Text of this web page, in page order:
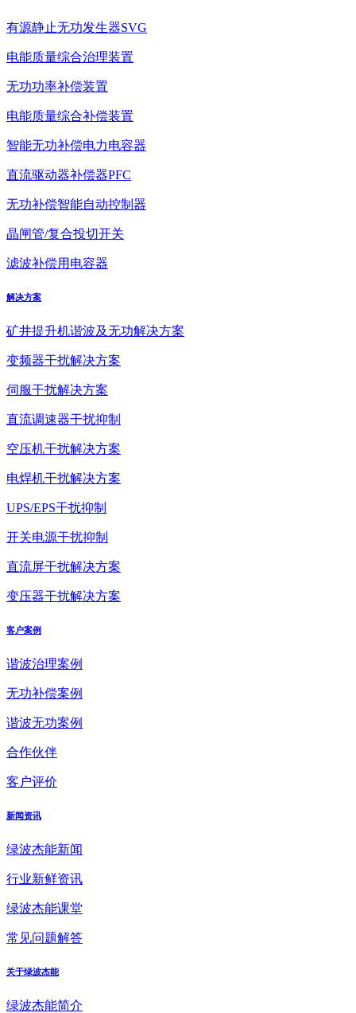
有源静止无功发生器SVG
电能质量综合治理装置
无功功率补偿装置
电能质量综合补偿装置
智能无功补偿电力电容器
直流驱动器补偿器PFC
无功补偿智能自动控制器
晶闸管/复合投切开关
滤波补偿用电容器
解决方案
矿井提升机谐波及无功解决方案
变频器干扰解决方案
伺服干扰解决方案
直流调速器干扰抑制
空压机干扰解决方案
电焊机干扰解决方案
UPS/EPS干扰抑制
开关电源干扰抑制
直流屏干扰解决方案
变压器干扰解决方案
客户案例
谐波治理案例
无功补偿案例
谐波无功案例
合作伙伴
客户评价
新闻资讯
绿波杰能新闻
行业新鲜资讯
绿波杰能课堂
常见问题解答
关于绿波杰能
绿波杰能简介